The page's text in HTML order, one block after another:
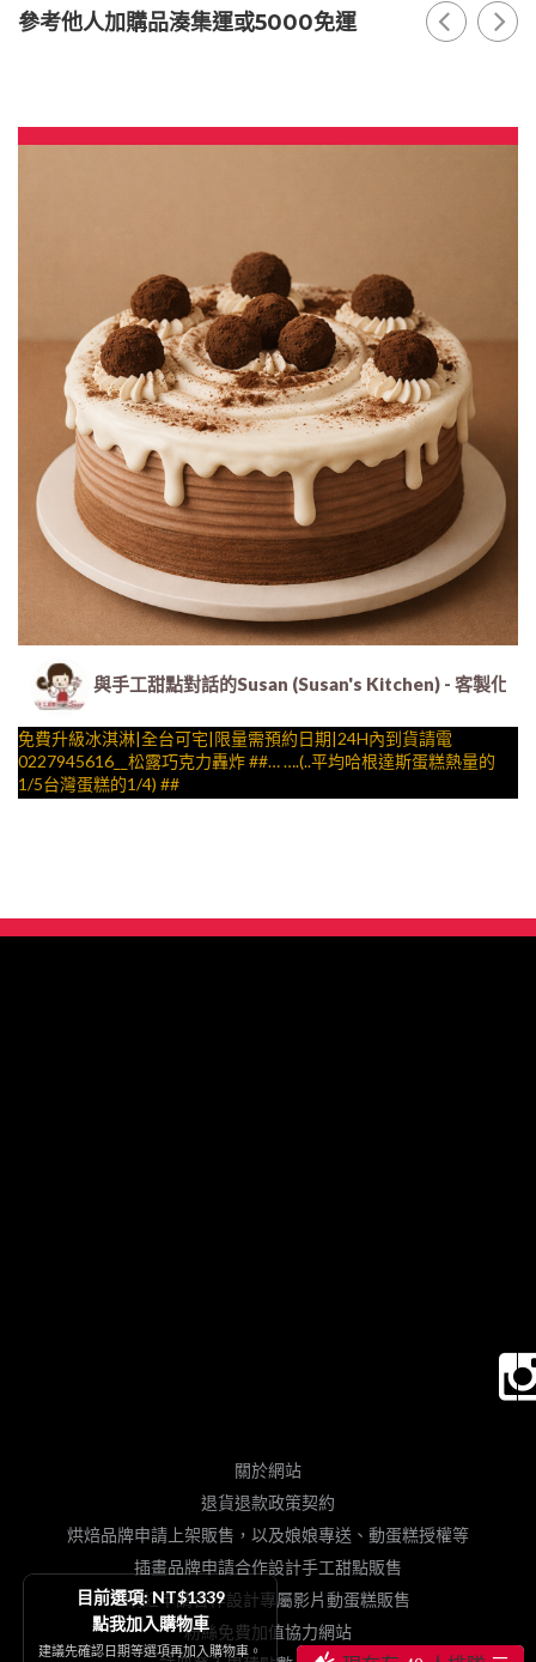
參考他人加購品湊集運或5000免運
與手工甜點對話的Susan (Susan's Kitchen) - 客製化
免費升級冰淇淋|全台可宅|限量需預約日期|24H內到貨請電
0227945616__松露巧克力轟炸 ##… ….(..平均哈根達斯蛋糕熱量的
1/5台灣蛋糕的1/4) ##
關於網站
退貨退款政策契約
烘焙品牌申請上架販售，以及娘娘專送、動蛋糕授權等
插畫品牌申請合作設計手工甜點販售
網紅申請合作設計專屬影片動蛋糕販售
粉絲免費加值協力網站
目前選項: NT$1339
點我加入購物車
建議先確認日期等選項再加入購物車。